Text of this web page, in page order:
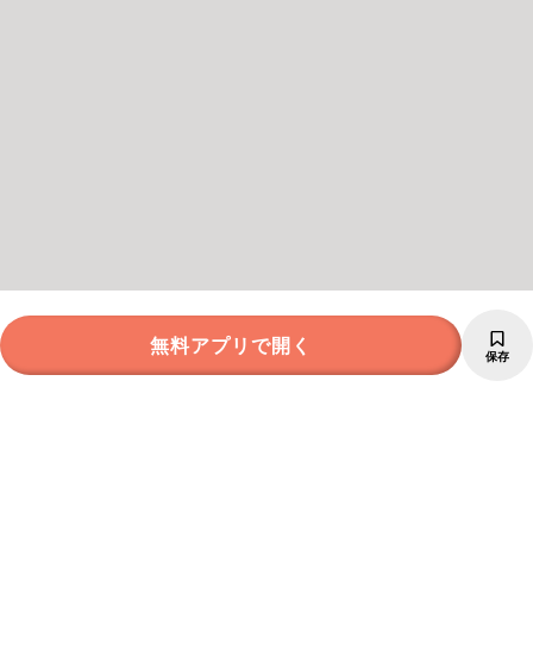
無料アプリで開く 保存